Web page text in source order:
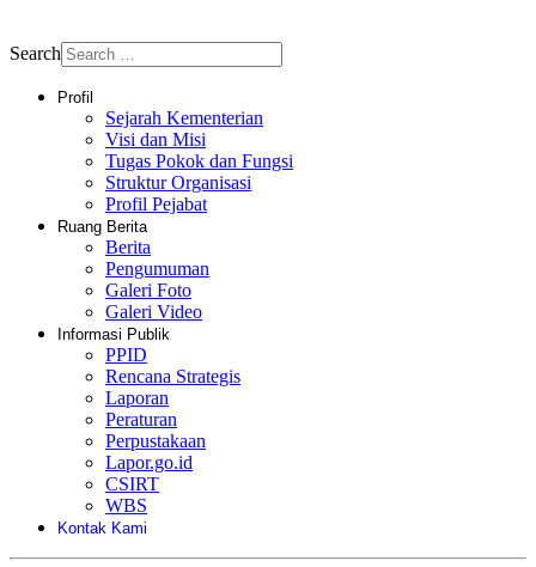
Search
Profil
Sejarah Kementerian
Visi dan Misi
Tugas Pokok dan Fungsi
Struktur Organisasi
Profil Pejabat
Ruang Berita
Berita
Pengumuman
Galeri Foto
Galeri Video
Informasi Publik
PPID
Rencana Strategis
Laporan
Peraturan
Perpustakaan
Lapor.go.id
CSIRT
WBS
Kontak Kami